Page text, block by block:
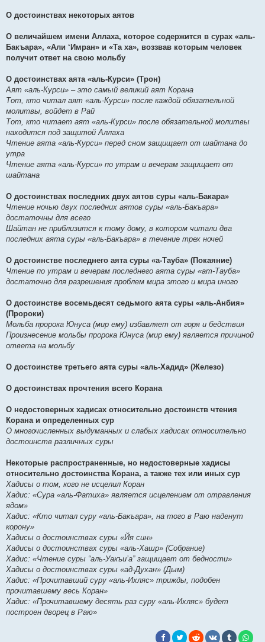
О достоинствах некоторых аятов
О величайшем имени Аллаха, которое содержится в сурах «аль-
Бакъара», «Али ‘Имран» и «Та ха», воззвав которым человек
получит ответ на свою мольбу
О достоинствах аята «аль-Курси» (Трон)
Аят «аль-Курси» – это самый великий аят Корана
Тот, кто читал аят «аль-Курси» после каждой обязательной
молитвы, войдет в Рай
Тот, кто читает аят «аль-Курси» после обязательной молитвы
находится под защитой Аллаха
Чтение аята «аль-Курси» перед сном защищает от шайтана до
утра
Чтение аята «аль-Курси» по утрам и вечерам защищает от
шайтана
О достоинствах последних двух аятов суры «аль-Бакара»
Чтение ночью двух последних аятов суры «аль-Бакъара»
достаточны для всего
Шайтан не приблизится к тому дому, в котором читали два
последних аята суры «аль-Бакъара» в течение трех ночей
О достоинстве последнего аята суры «а-Тауба» (Покаяние)
Чтение по утрам и вечерам последнего аята суры «ат-Тауба»
достаточно для разрешения проблем мира этого и мира иного
О достоинстве восемьдесят седьмого аята суры «аль-Анбия»
(Пророки)
Мольба пророка Юнуса (мир ему) избавляет от горя и бедствия
Произнесение мольбы пророка Юнуса (мир ему) является причиной
ответа на мольбу
О достоинстве третьего аята суры «аль-Хадид» (Железо)
О достоинствах прочтения всего Корана
О недостоверных хадисах относительно достоинств чтения
Корана и определенных сур
О многочисленных выдуманных и слабых хадисах относительно
достоинств различных суры
Некоторые распространенные, но недостоверные хадисы
относительно достоинства Корана, а также тех или иных сур
Хадисы о том, кого не исцелил Коран
Хадис: «Сура «аль-Фатиха» является исцелением от отравления
ядом»
Хадис: «Кто читал суру «аль-Бакъара», на того в Раю наденут
корону»
Хадисы о достоинствах суры «Йя син»
Хадисы о достоинствах суры «аль-Хашр» (Собрание)
Хадис: «Чтение суры “аль-Уакъи’а” защищает от бедности»
Хадисы о достоинствах суры «ад-Духан» (Дым)
Хадис: «Прочитавший суру «аль-Ихляс» трижды, подобен
прочитавшему весь Коран»
Хадис: «Прочитавшему десять раз суру «аль-Ихляс» будет
построен дворец в Раю»